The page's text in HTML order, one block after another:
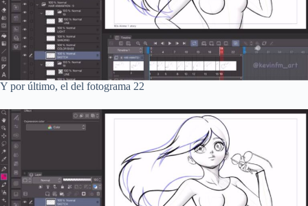
Y por último, el del fotograma 22